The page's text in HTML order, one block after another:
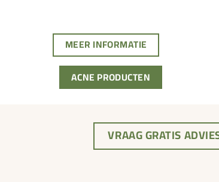
MEER INFORMATIE
ACNE PRODUCTEN
VRAAG GRATIS